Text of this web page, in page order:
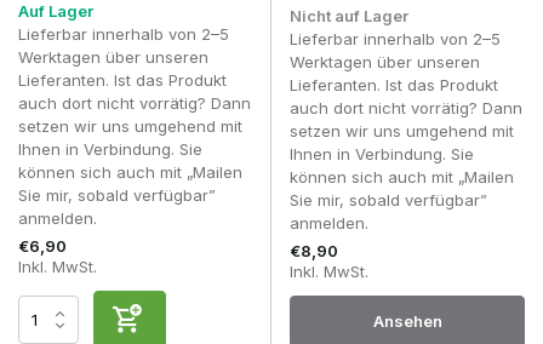
Auf Lager
Lieferbar innerhalb von 2–5
Werktagen über unseren
Lieferanten. Ist das Produkt
auch dort nicht vorrätig? Dann
setzen wir uns umgehend mit
Ihnen in Verbindung. Sie
können sich auch mit „Mailen
Sie mir, sobald verfügbar”
anmelden.
€6,90
Inkl. MwSt.
Nicht auf Lager
Lieferbar innerhalb von 2–5
Werktagen über unseren
Lieferanten. Ist das Produkt
auch dort nicht vorrätig? Dann
setzen wir uns umgehend mit
Ihnen in Verbindung. Sie
können sich auch mit „Mailen
Sie mir, sobald verfügbar”
anmelden.
€8,90
Inkl. MwSt.
Ansehen